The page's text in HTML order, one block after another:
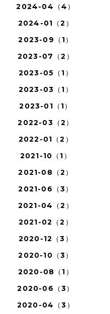
2024-04（4）
2024-01（2）
2023-09（1）
2023-07（2）
2023-05（1）
2023-03（1）
2023-01（1）
2022-03（2）
2022-01（2）
2021-10（1）
2021-08（2）
2021-06（3）
2021-04（2）
2021-02（2）
2020-12（3）
2020-10（3）
2020-08（1）
2020-06（3）
2020-04（3）